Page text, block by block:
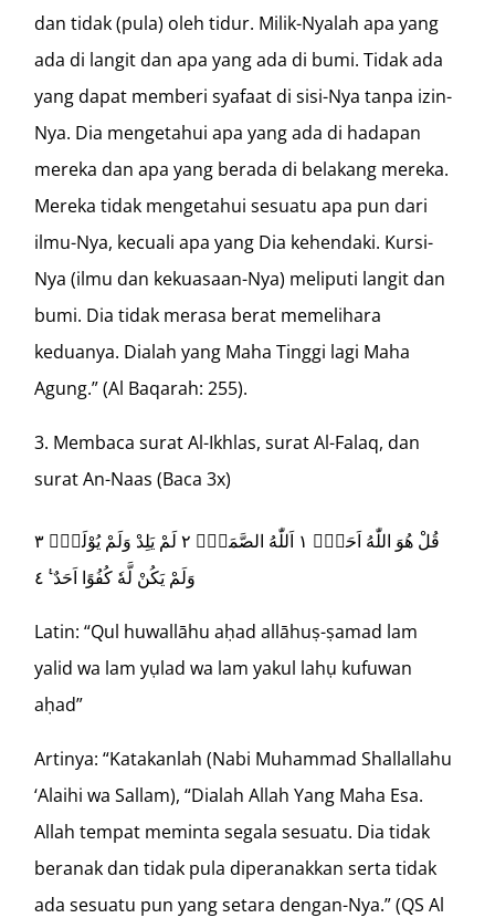
dan tidak (pula) oleh tidur. Milik-Nyalah apa yang
ada di langit dan apa yang ada di bumi. Tidak ada
yang dapat memberi syafaat di sisi-Nya tanpa izin-
Nya. Dia mengetahui apa yang ada di hadapan
mereka dan apa yang berada di belakang mereka.
Mereka tidak mengetahui sesuatu apa pun dari
ilmu-Nya, kecuali apa yang Dia kehendaki. Kursi-
Nya (ilmu dan kekuasaan-Nya) meliputi langit dan
bumi. Dia tidak merasa berat memelihara
keduanya. Dialah yang Maha Tinggi lagi Maha
Agung.” (Al Baqarah: 255).
Membaca surat Al-Ikhlas, surat Al-Falaq, dan
surat An-Naas (Baca 3x)
قُلْ هُوَ اللّٰهُ اَحَدٌۚ ١ اَللّٰهُ الصَّمَدُۚ ٢ لَمْ يَلِدْ وَلَمْ يُوْلَدْۙ ٣
وَلَمْ يَكُنْ لَّهٗ كُفُوًا اَحَدٌ ࣖ ٤
Latin: “Qul huwallāhu aḥad allāhuṣ-ṣamad lam
yalid wa lam yụlad wa lam yakul lahụ kufuwan
aḥad”
Artinya: “Katakanlah (Nabi Muhammad Shallallahu
‘Alaihi wa Sallam), “Dialah Allah Yang Maha Esa.
Allah tempat meminta segala sesuatu. Dia tidak
beranak dan tidak pula diperanakkan serta tidak
ada sesuatu pun yang setara dengan-Nya.” (QS Al